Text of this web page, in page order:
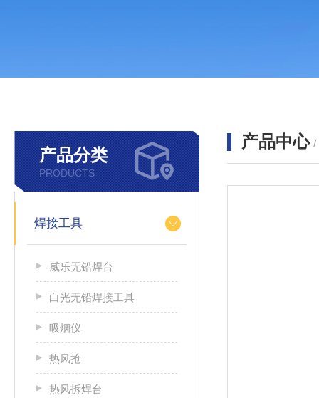
产品分类
PRODUCTS
焊接工具
威乐无铅焊台
白光无铅焊接工具
吸烟仪
热风抢
热风拆焊台
产品中心 /